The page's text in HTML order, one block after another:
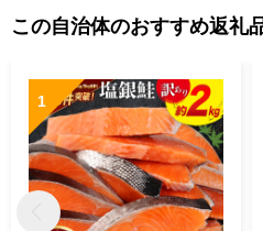
この自治体のおすすめ返礼
1